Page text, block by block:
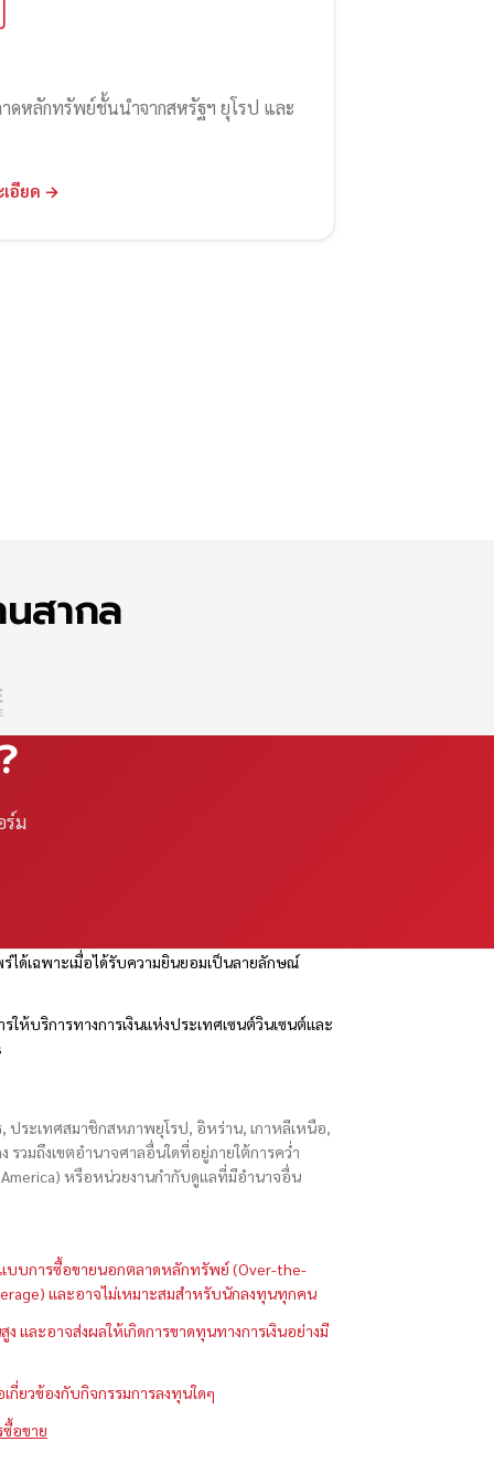
ดหลักทรัพย์ชั้นนำจากสหรัฐฯ ยุโรป และ
เอียด →
สากล
ร์ม
ได้เฉพาะเมื่อได้รับความยินยอมเป็นลายลักษณ์
ห้บริการทางการเงินแห่งประเทศเซนต์วินเซนต์และ
ประเทศสมาชิกสหภาพยุโรป, อิหร่าน, เกาหลีเหนือ,
รวมถึงเขตอำนาจศาลอื่นใดที่อยู่ภายใต้การคว่ำ
หรือหน่วยงานกำกับดูแลที่มีอำนาจอื่น
แบบการซื้อขายนอกตลาดหลักทรัพย์ (Over-the-
และอาจไม่เหมาะสมสำหรับนักลงทุนทุกคน
ง และอาจส่งผลให้เกิดการขาดทุนทางการเงินอย่างมี
กี่ยวข้องกับกิจกรรมการลงทุนใดๆ
ซื้อขาย